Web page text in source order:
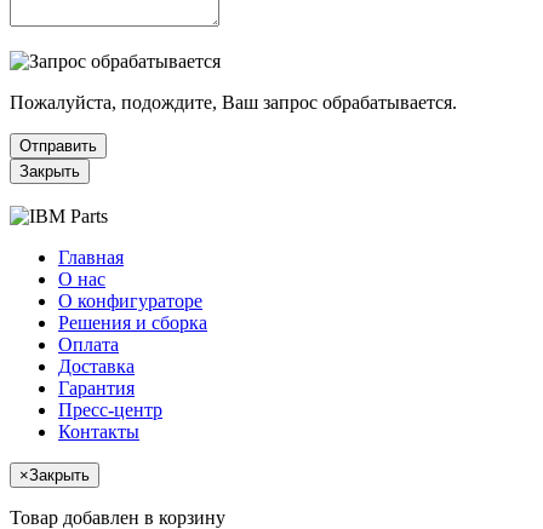
Пожалуйста, подождите, Ваш запрос обрабатывается.
Отправить
Закрыть
Главная
О нас
О конфигураторе
Решения и сборка
Оплата
Доставка
Гарантия
Пресс-центр
Контакты
×Закрыть
Товар добавлен в корзину